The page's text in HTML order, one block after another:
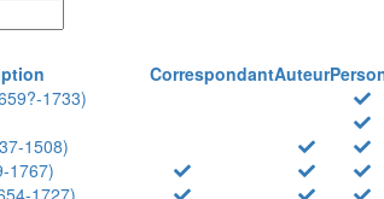
CorrespondantAuteur
1733)
1508)
1767)
1727)